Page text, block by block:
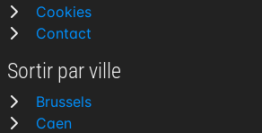
Cookies
Contact
Sortir par ville
Brussels
Caen